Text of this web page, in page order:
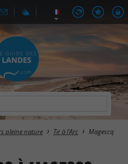
pleine nature Tir à l'Arc Magescq